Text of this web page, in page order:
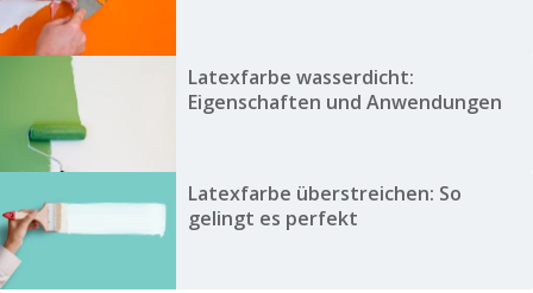
Latexfarbe wasserdicht:
Eigenschaften und Anwendungen
Latexfarbe überstreichen: So
gelingt es perfekt